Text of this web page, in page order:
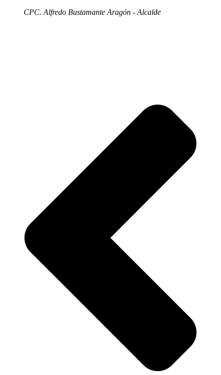
CPC. Alfredo Bustamante Aragón - Alcalde